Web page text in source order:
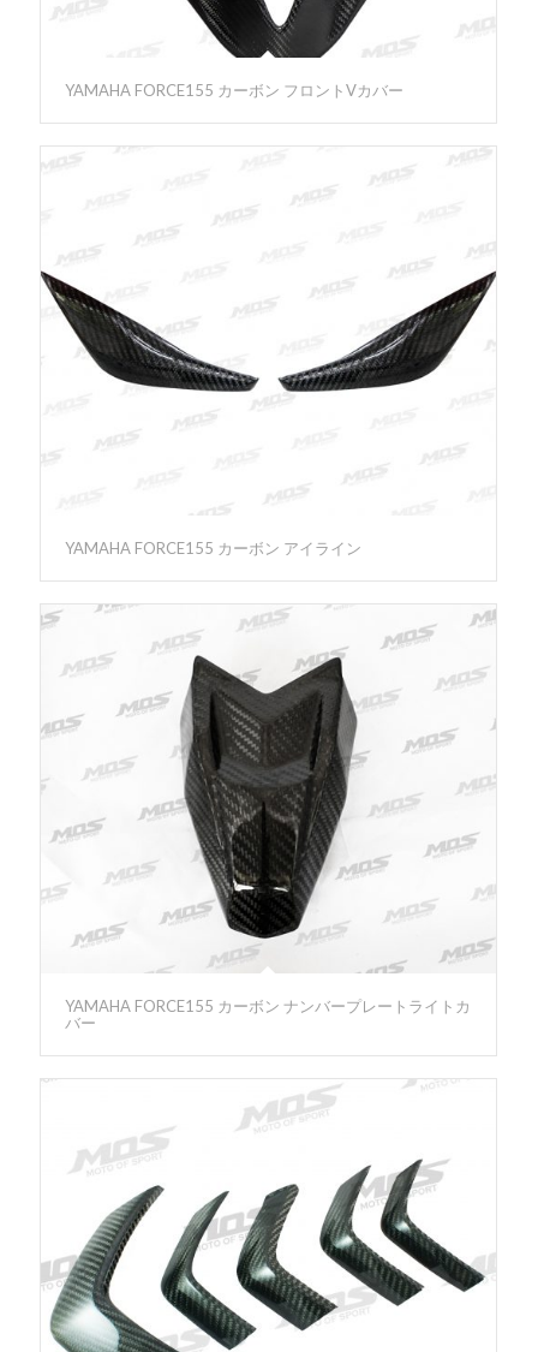
YAMAHA FORCE155 カーボン フロントVカバー
YAMAHA FORCE155 カーボン アイライン
YAMAHA FORCE155 カーボン ナンバープレートライトカ
バー